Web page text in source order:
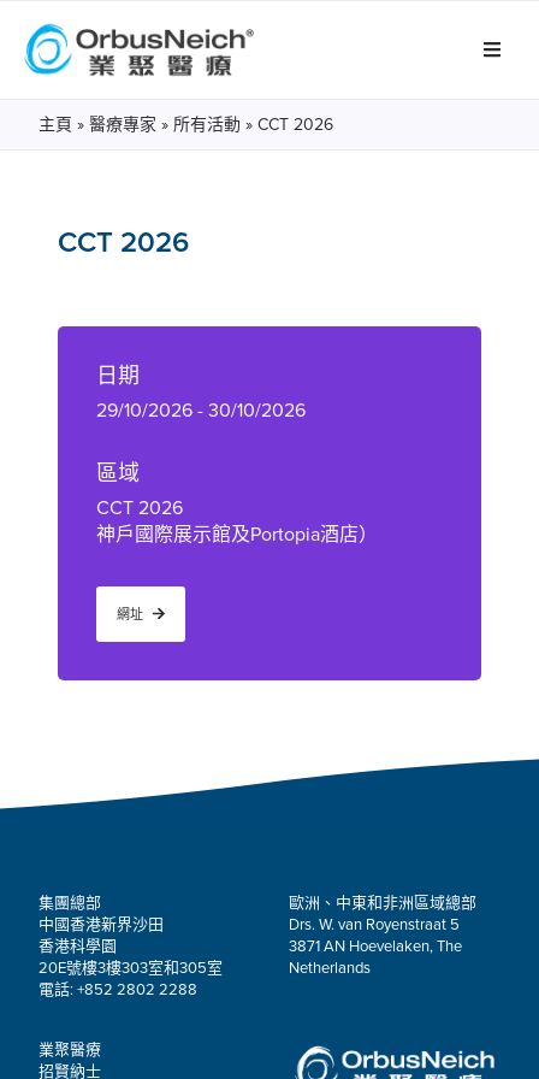
主頁 » 醫療專家 » 所有活動 » CCT 2026
CCT 2026
日期
29/10/2026 - 30/10/2026
區域
CCT 2026
神戶國際展示館及Portopia酒店）
網址
集團總部
中國香港新界沙田
香港科學園
20E號樓3樓303室和305室
電話: +852 2802 2288
歐洲、中東和非洲區域總部
Drs. W. van Royenstraat 5
3871 AN Hoevelaken, The
Netherlands
業聚醫療
招賢納士